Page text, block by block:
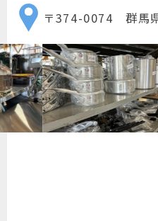
〒374-0074 群馬